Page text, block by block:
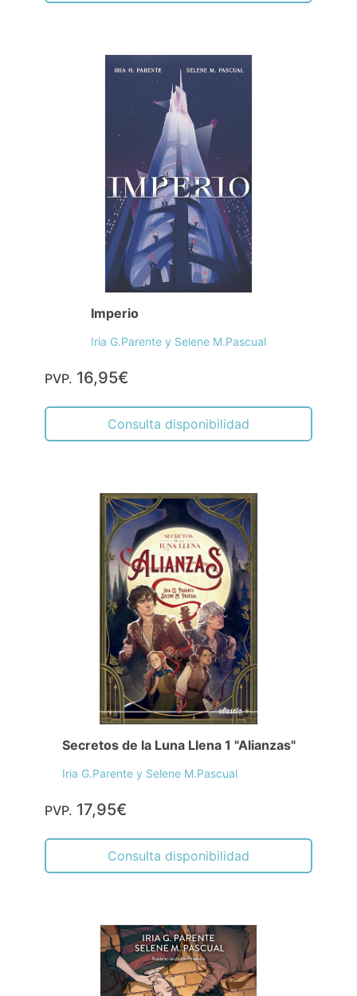
Imperio
Iria G.Parente y Selene M.Pascual
PVP. 16,95€
Consulta disponibilidad
Secretos de la Luna Llena 1 "Alianzas"
Iria G.Parente y Selene M.Pascual
PVP. 17,95€
Consulta disponibilidad